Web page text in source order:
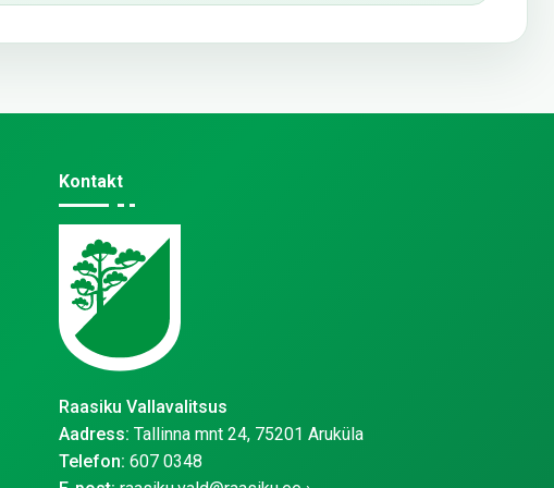
Kontakt
Raasiku Vallavalitsus
Aadress: Tallinna mnt 24, 75201 Aruküla
Telefon: 607 0348